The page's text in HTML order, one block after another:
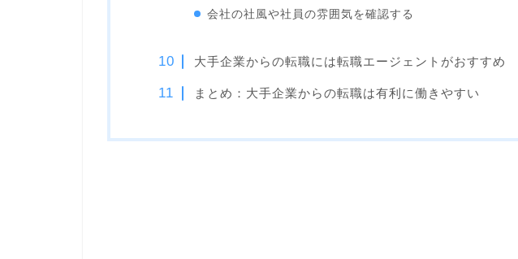
会社の社風や社員の雰囲気を確認する
大手企業からの転職には転職エージェントがおすすめ
まとめ：大手企業からの転職は有利に働きやすい